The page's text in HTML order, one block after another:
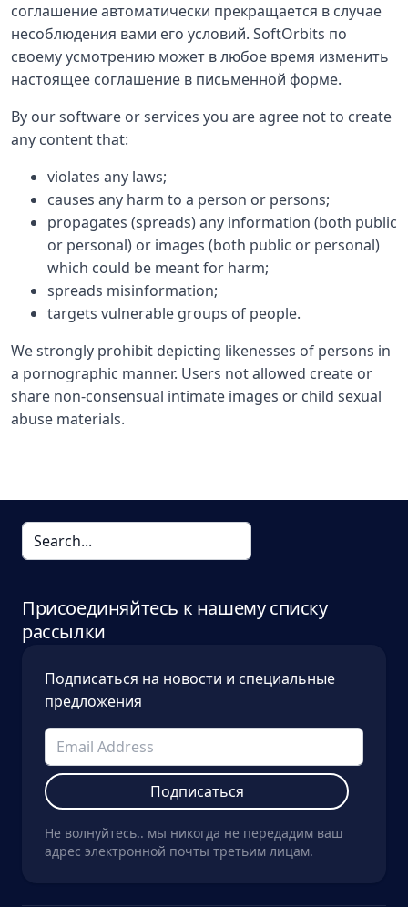
соглашение автоматически прекращается в случае
несоблюдения вами его условий. SoftOrbits по
своему усмотрению может в любое время изменить
настоящее соглашение в письменной форме.
By our software or services you are agree not to create
any content that:
violates any laws;
causes any harm to a person or persons;
propagates (spreads) any information (both public
or personal) or images (both public or personal)
which could be meant for harm;
spreads misinformation;
targets vulnerable groups of people.
We strongly prohibit depicting likenesses of persons in
a pornographic manner. Users not allowed create or
share non-consensual intimate images or child sexual
abuse materials.
Присоединяйтесь к нашему списку
рассылки
Подписаться на новости и специальные
предложения
Подписаться
Не волнуйтесь.. мы никогда не передадим ваш
адрес электронной почты третьим лицам.